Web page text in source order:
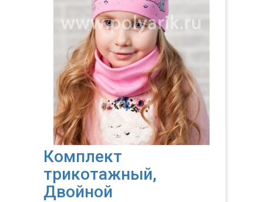
Комплект
трикотажный,
Двойной